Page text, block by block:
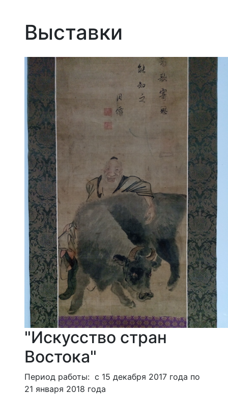
Выставки
"Искусство стран
Востока"
Период работы: с 15 декабря 2017 года по
21 января 2018 года